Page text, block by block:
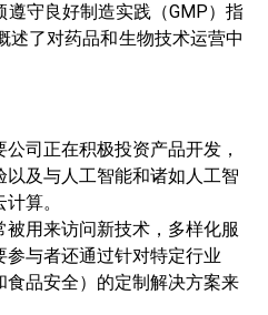
遵守良好制造实践（GMP）指
述了对药品和生物技术运营中
司正在积极投资产品开发，
及与人工智能和诸如人工智
计算。
用来访问新技术，多样化服
与者还通过针对特定行业
食品安全）的定制解决方案来